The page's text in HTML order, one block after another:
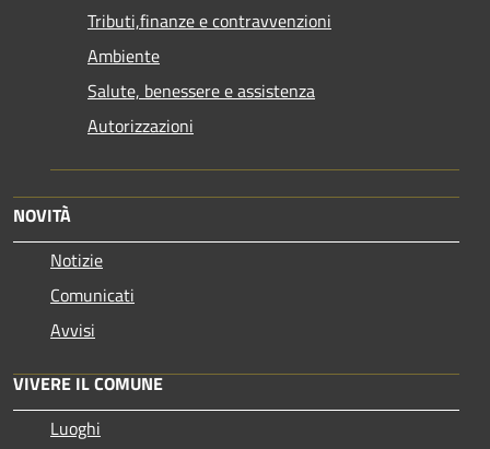
Tributi,finanze e contravvenzioni
Ambiente
Salute, benessere e assistenza
Autorizzazioni
NOVITÀ
Notizie
Comunicati
Avvisi
VIVERE IL COMUNE
Luoghi